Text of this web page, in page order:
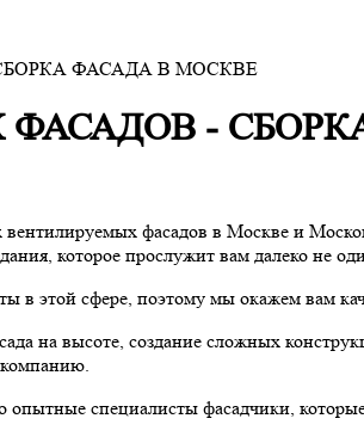
ФАСАДА В МОСКВЕ
-
фасадов в Москве и
которое прослужит вам далеко не
этой сфере, поэтому мы окажем вам
на высоте, создание сложных
специалисты фасадчики,